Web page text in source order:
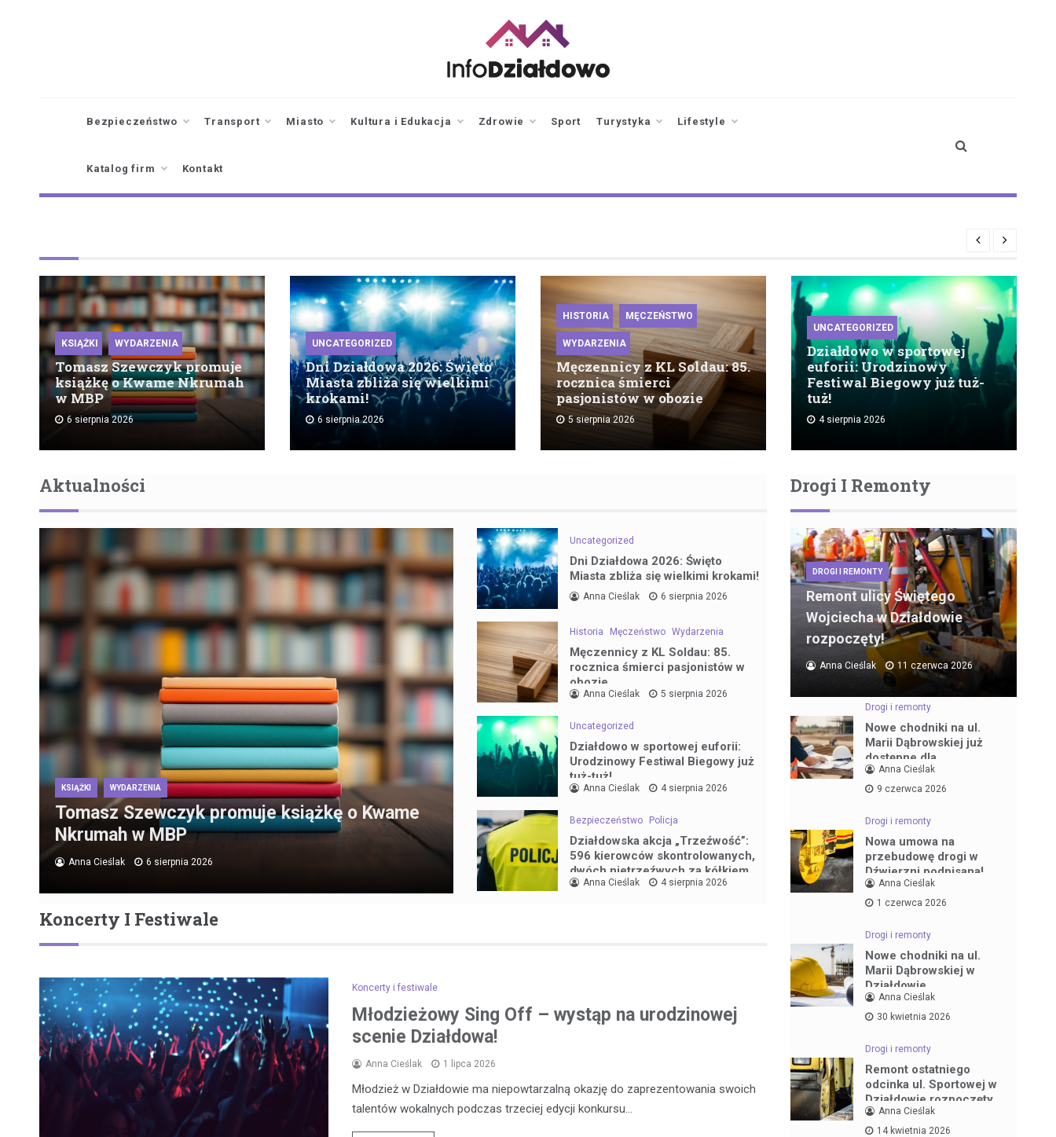
Bezpieczeństwo Transport Miasto Kultura i Edukacja Zdrowie Sport Turystyka Lifestyle
Katalog firm Kontakt
KSIĄŻKI WYDARZENIA
Tomasz Szewczyk promuje
książkę o Kwame Nkrumah
w MBP
6 sierpnia 2026
UNCATEGORIZED
Dni Działdowa 2026: Święto
Miasta zbliża się wielkimi
krokami!
6 sierpnia 2026
HISTORIA MĘCZEŃSTWO
WYDARZENIA
Męczennicy z KL Soldau: 85.
rocznica śmierci
pasjonistów w obozie
5 sierpnia 2026
UNCATEGORIZED
Działdowo w sportowej
euforii: Urodzinowy
Festiwal Biegowy już tuż-
tuż!
4 sierpnia 2026
Aktualności
KSIĄŻKI WYDARZENIA
Tomasz Szewczyk promuje książkę o Kwame
Nkrumah w MBP
Anna Cieślak 6 sierpnia 2026
Uncategorized
Dni Działdowa 2026: Święto
Miasta zbliża się wielkimi krokami!
Anna Cieślak 6 sierpnia 2026
Historia Męczeństwo Wydarzenia
Męczennicy z KL Soldau: 85.
rocznica śmierci pasjonistów w
obozie
Anna Cieślak 5 sierpnia 2026
Uncategorized
Działdowo w sportowej euforii:
Urodzinowy Festiwal Biegowy już
tuż-tuż!
Anna Cieślak 4 sierpnia 2026
Bezpieczeństwo Policja
Działdowska akcja „Trzeźwość”:
596 kierowców skontrolowanych,
dwóch nietrzeźwych za kółkiem
Anna Cieślak 4 sierpnia 2026
Koncerty I Festiwale
Koncerty i festiwale
Młodzieżowy Sing Off – wystąp na urodzinowej
scenie Działdowa!
Anna Cieślak 1 lipca 2026
Młodzież w Działdowie ma niepowtarzalną okazję do zaprezentowania swoich
talentów wokalnych podczas trzeciej edycji konkursu…
Drogi I Remonty
DROGI I REMONTY
Remont ulicy Świętego
Wojciecha w Działdowie
rozpoczęty!
Anna Cieślak 11 czerwca 2026
Drogi i remonty
Nowe chodniki na ul.
Marii Dąbrowskiej już
dostępne dla
mieszkańców
Anna Cieślak
9 czerwca 2026
Drogi i remonty
Nowa umowa na
przebudowę drogi w
Dźwierzni podpisana!
Anna Cieślak
1 czerwca 2026
Drogi i remonty
Nowe chodniki na ul.
Marii Dąbrowskiej w
Działdowie
Anna Cieślak
30 kwietnia 2026
Drogi i remonty
Remont ostatniego
odcinka ul. Sportowej w
Działdowie rozpoczęty
Anna Cieślak
14 kwietnia 2026